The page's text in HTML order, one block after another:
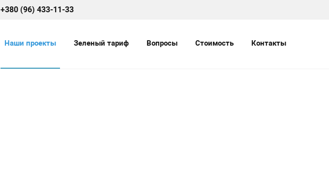
+380 (96) 433-11-33
Наши проекты Зеленый тариф Вопросы Стоимость Контакты